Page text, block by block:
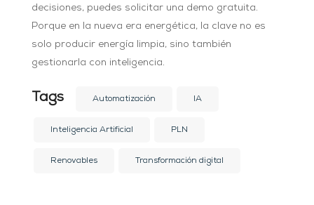
decisiones, puedes solicitar una demo gratuita.
Porque en la nueva era energética, la clave no es
solo producir energía limpia, sino también
gestionarla con inteligencia.
Tags Automatización IA
Inteligencia Artificial PLN
Renovables Transformación digital